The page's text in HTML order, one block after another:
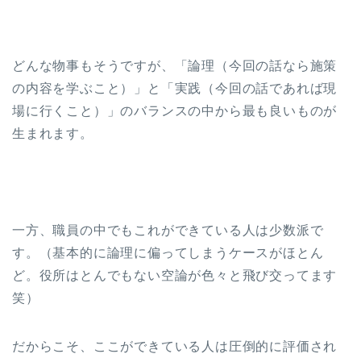
どんな物事もそうですが、「論理（今回の話なら施策
の内容を学ぶこと）」と「実践（今回の話であれば現
場に行くこと）」のバランスの中から最も良いものが
生まれます。
一方、職員の中でもこれができている人は少数派で
す。（基本的に論理に偏ってしまうケースがほとん
ど。役所はとんでもない空論が色々と飛び交ってます
笑）
だからこそ、ここができている人は圧倒的に評価され